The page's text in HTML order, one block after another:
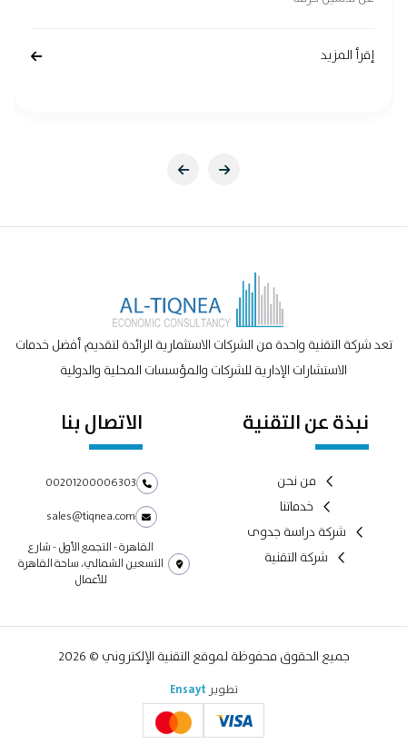
إقرأ المزيد
تعد شركة التقنية واحدة من الشركات الاستثمارية الرائدة لتقديم أفضل خدمات
الاستشارات الإدارية للشركات والمؤسسات المحلية والدولية
نبذة عن التقنية
من نحن
خدماتنا
شركة دراسة جدوى
شركة التقنية
الاتصال بنا
00201200006303
sales@tiqnea.com
القاهرة - التجمع الأول - شارع
التسعين الشمالي، ساحة القاهرة
للأعمال
جميع الحقوق محفوظة لموقع التقنية الإلكتروني © 2026
تطوير Ensayt